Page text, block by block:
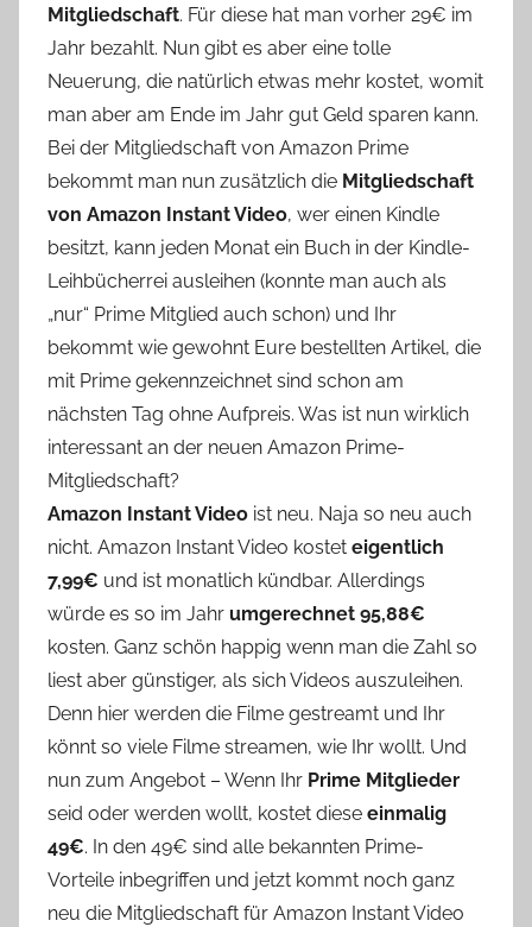
Mitgliedschaft. Für diese hat man vorher 29€ im
Jahr bezahlt. Nun gibt es aber eine tolle
Neuerung, die natürlich etwas mehr kostet, womit
man aber am Ende im Jahr gut Geld sparen kann.
Bei der Mitgliedschaft von Amazon Prime
bekommt man nun zusätzlich die Mitgliedschaft
von Amazon Instant Video, wer einen Kindle
besitzt, kann jeden Monat ein Buch in der Kindle-
Leihbücherrei ausleihen (konnte man auch als
„nur“ Prime Mitglied auch schon) und Ihr
bekommt wie gewohnt Eure bestellten Artikel, die
mit Prime gekennzeichnet sind schon am
nächsten Tag ohne Aufpreis. Was ist nun wirklich
interessant an der neuen Amazon Prime-
Mitgliedschaft?
Amazon Instant Video ist neu. Naja so neu auch
nicht. Amazon Instant Video kostet eigentlich
7,99€ und ist monatlich kündbar. Allerdings
würde es so im Jahr umgerechnet 95,88€
kosten. Ganz schön happig wenn man die Zahl so
liest aber günstiger, als sich Videos auszuleihen.
Denn hier werden die Filme gestreamt und Ihr
könnt so viele Filme streamen, wie Ihr wollt. Und
nun zum Angebot – Wenn Ihr Prime Mitglieder
seid oder werden wollt, kostet diese einmalig
49€. In den 49€ sind alle bekannten Prime-
Vorteile inbegriffen und jetzt kommt noch ganz
neu die Mitgliedschaft für Amazon Instant Video